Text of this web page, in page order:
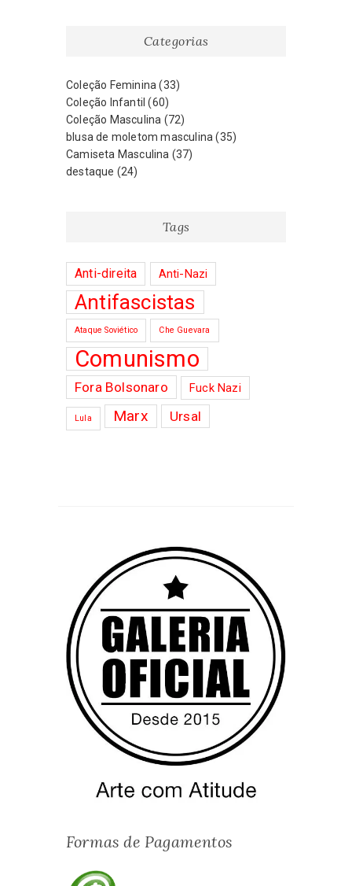
Categorias
Coleção Feminina (33)
Coleção Infantil (60)
Coleção Masculina (72)
blusa de moletom masculina (35)
Camiseta Masculina (37)
destaque (24)
Tags
Anti-direita Anti-Nazi
Antifascistas
Ataque Soviético Che Guevara
Comunismo
Fora Bolsonaro Fuck Nazi
Lula Marx Ursal
Formas de Pagamentos